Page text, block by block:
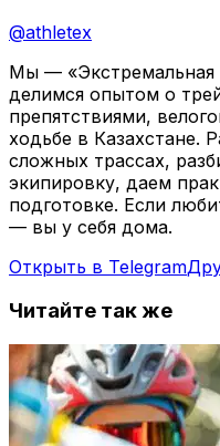
@athletex
Мы — «Экстремальная
делимся опытом о
препятствиями,
ходьбе в Казахстане.
сложных трассах,
экипировку, даем
подготовке. Если
— вы у себя дома.
Открыть в Telegram
Читайте так же